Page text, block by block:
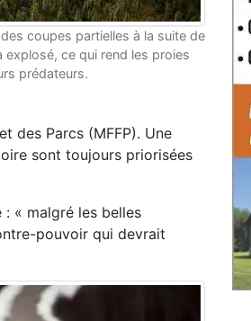
coupes partielles à la suite de
ce qui rend les proies
prédateurs.
des Parcs (MFFP). Une
sont toujours priorisées
: « malgré les belles
pouvoir qui devrait